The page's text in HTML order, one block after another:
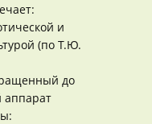
и
(по Т.Ю.
до
аппарат